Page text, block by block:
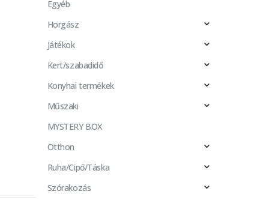
Egyéb
Horgász
Játékok
Kert/szabadidő
Konyhai termékek
Műszaki
MYSTERY BOX
Otthon
Ruha/Cipő/Táska
Szórakozás